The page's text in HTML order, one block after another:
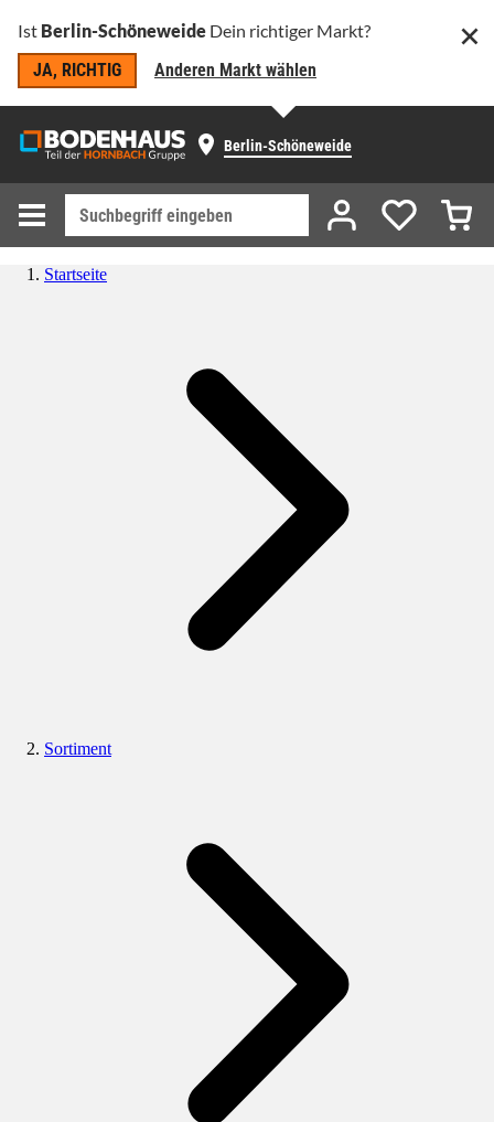
Ist Berlin-Schöneweide Dein richtiger Markt?
JA, RICHTIG
Anderen Markt wählen
Berlin-Schöneweide
Startseite
Sortiment